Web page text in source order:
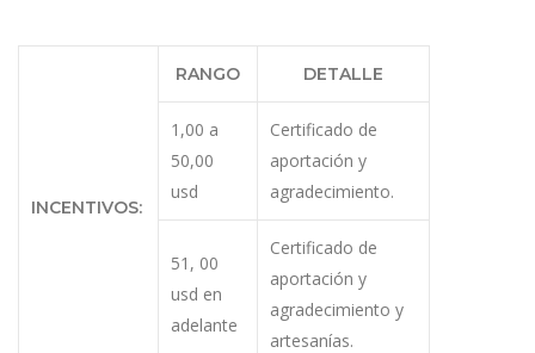
INCENTIVOS:
RANGO DETALLE
1,00 a
50,00
usd
Certificado de
aportación y
agradecimiento.
51, 00
usd en
adelante
Certificado de
aportación y
agradecimiento y
artesanías.